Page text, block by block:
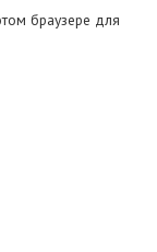
браузере для